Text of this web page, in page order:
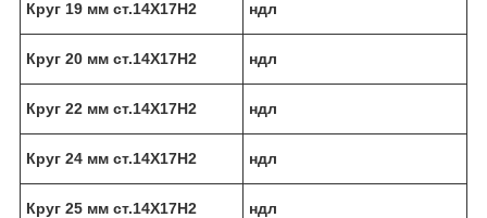
Круг 19 мм ст.14Х17Н2 ндл
Круг 20 мм ст.14Х17Н2 ндл
Круг 22 мм ст.14Х17Н2 ндл
Круг 24 мм ст.14Х17Н2 ндл
Круг 25 мм ст.14Х17Н2 ндл